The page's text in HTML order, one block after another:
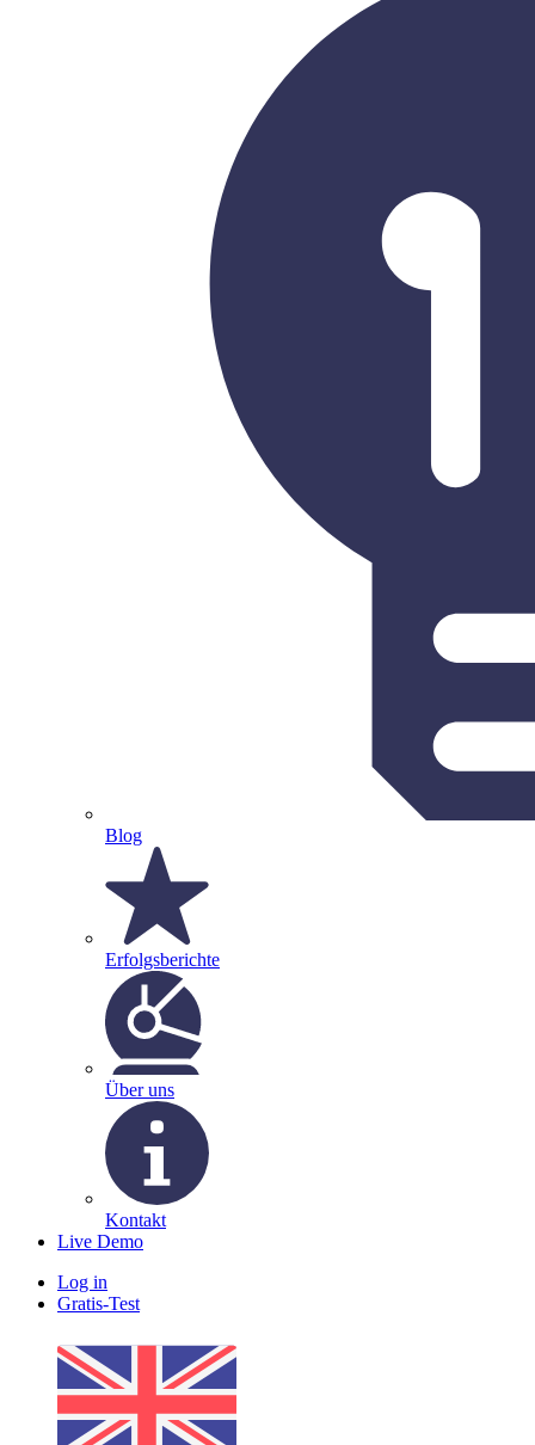
Blog
Erfolgsberichte
Über uns
Kontakt
Live Demo
Log in
Gratis-Test